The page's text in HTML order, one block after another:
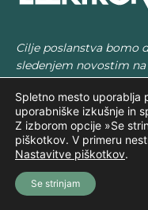
Cilje poslanstva bomo
sledenjem novostim
trgovine. Kot medijska
tehnično
naši proizvodi niso
niše na trgu, ki jih je
Želimo biti
elektronike,
sosednjih državah.
Spletno mesto uporablja
uporabniške izkušnje in
Z izborom opcije »Se
piškotkov. V primeru
Nastavitve piškotkov.
Se strinjam